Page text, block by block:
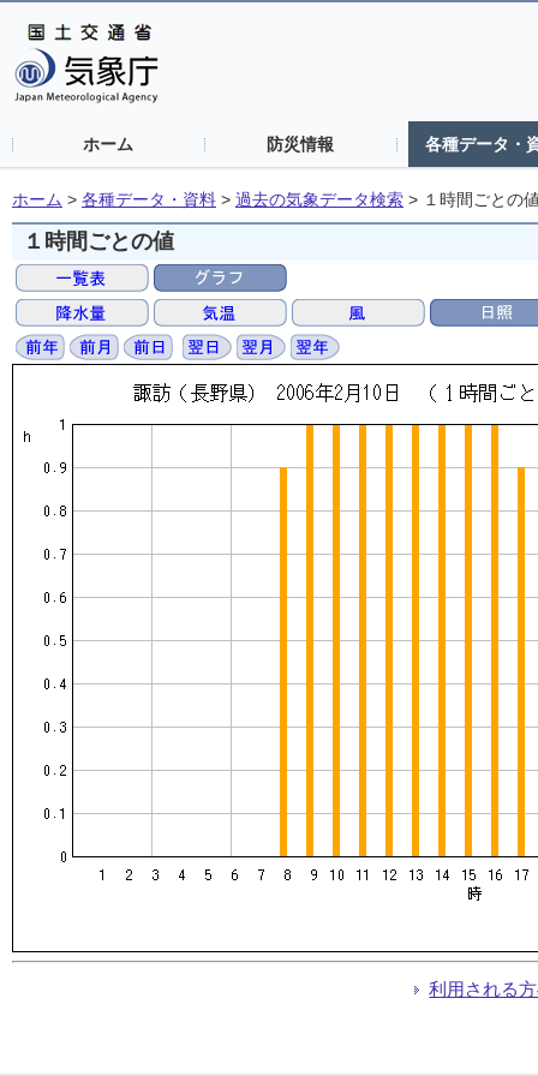
ホーム 防災情報 各種データ・
ホーム > 各種データ・資料 > 過去の気象データ検索 > １時間ごとの
１時間ごとの値
利用される